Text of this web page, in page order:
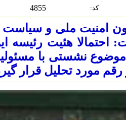
4855 :كد
احتمالا هئیت رئیسه
نشستی با
رقم مورد تحلیل قرار